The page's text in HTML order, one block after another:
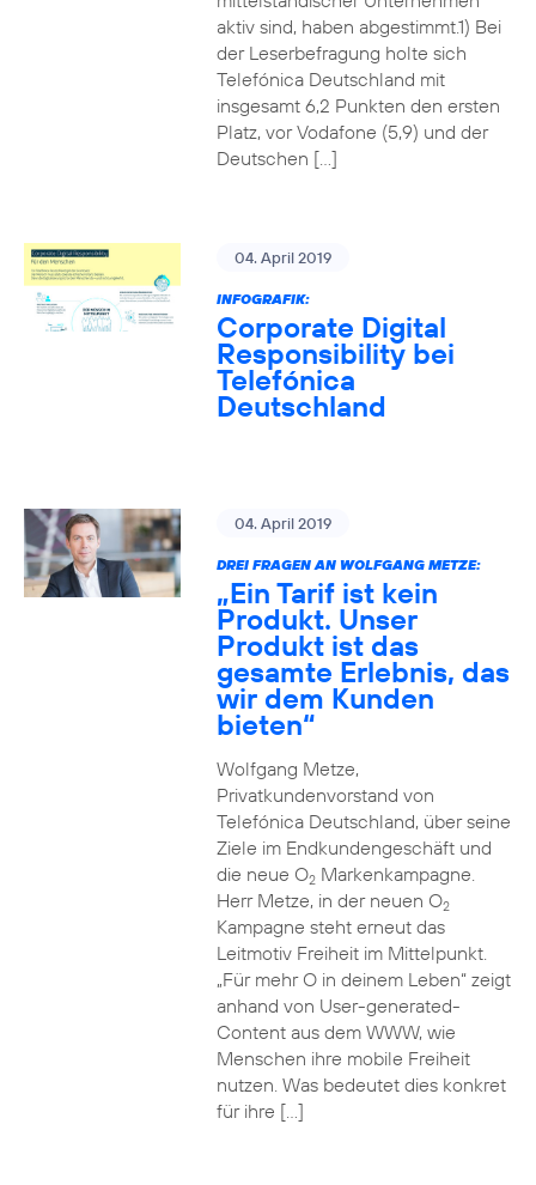
aktiv sind, haben abgestimmt.1) Bei
der Leserbefragung holte sich
Telefónica Deutschland mit
insgesamt 6,2 Punkten den ersten
Platz, vor Vodafone (5,9) und der
Deutschen […]
04. April 2019
INFOGRAFIK:
Corporate Digital
Responsibility bei
Telefónica
Deutschland
04. April 2019
DREI FRAGEN AN WOLFGANG METZE:
„Ein Tarif ist kein
Produkt. Unser
Produkt ist das
gesamte Erlebnis, das
wir dem Kunden
bieten“
Wolfgang Metze,
Privatkundenvorstand von
Telefónica Deutschland, über seine
Ziele im Endkundengeschäft und
die neue O2Markenkampagne.
Herr Metze, in der neuen O2
Kampagne steht erneut das
Leitmotiv Freiheit im Mittelpunkt.
„Für mehr O in deinem Leben“ zeigt
anhand von User-generated-
Content aus dem WWW, wie
Menschen ihre mobile Freiheit
nutzen. Was bedeutet dies konkret
für ihre […]